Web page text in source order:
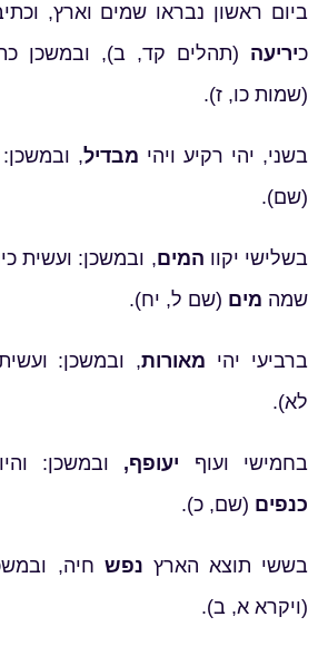
ביום ראשון נבראו שמים וארץ,
כיריעה (תהלים קד, ב), ובמשכן
(שמות כו, ז).
בשני, יהי רקיע ויהי מבדיל, ובמשכן:
(שם).
בשלישי יקוו המים, ובמשכן: ועשית
שמה מים (שם ל, יח).
ברביעי יהי מאורות, ובמשכן:
לא).
בחמישי ועוף יעופף, ובמשכן:
כנפים (שם, כ).
בששי תוצא הארץ נפש חיה,
(ויקרא א, ב).